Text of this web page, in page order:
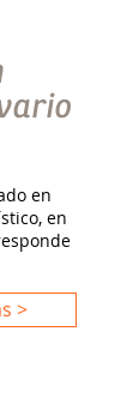
en
en
>